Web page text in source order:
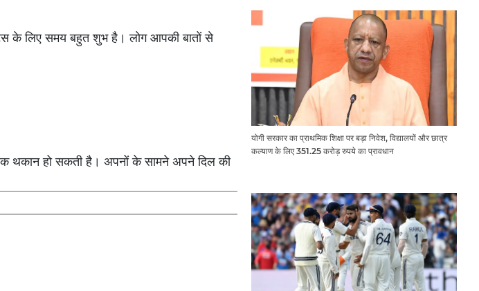
के लिए समय बहुत शुभ है। लोग आपकी बातों से
थकान हो सकती है। अपनों के सामने अपने दिल की
योगी सरकार का प्राथमिक शिक्षा पर बड़ा निवेश, विद्यालयों और छात्र
कल्याण के लिए 351.25 करोड़ रुपये का प्रावधान